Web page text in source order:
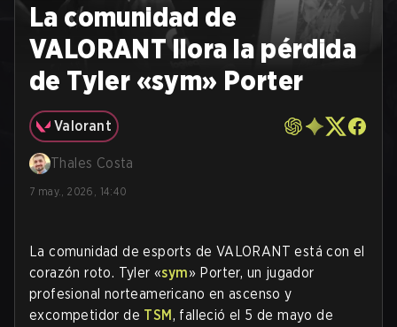
La comunidad de
VALORANT llora la pérdida
de Tyler «sym» Porter
Valorant
Thales Costa
7 may., 2026, 14:40
La comunidad de esports de VALORANT está con el
corazón roto. Tyler «sym» Porter, un jugador
profesional norteamericano en ascenso y
excompetidor de TSM, falleció el 5 de mayo de